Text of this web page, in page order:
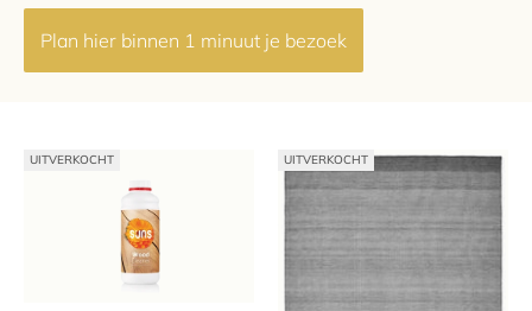
Plan hier binnen 1 minuut je bezoek
UITVERKOCHT UITVERKOCHT